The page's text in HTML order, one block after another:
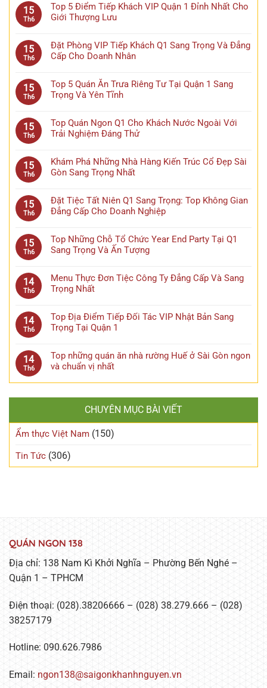
15
Th6
Top 5 Điểm Tiếp Khách VIP Quận 1 Đỉnh Nhất Cho
Giới Thượng Lưu
15
Th6
Đặt Phòng VIP Tiếp Khách Q1 Sang Trọng Và Đẳng
Cấp Cho Doanh Nhân
15
Th6
Top 5 Quán Ăn Trưa Riêng Tư Tại Quận 1 Sang
Trọng Và Yên Tĩnh
15
Th6
Top Quán Ngon Q1 Cho Khách Nước Ngoài Với
Trải Nghiệm Đáng Thử
15
Th6
Khám Phá Những Nhà Hàng Kiến Trúc Cổ Đẹp Sài
Gòn Sang Trọng Nhất
15
Th6
Đặt Tiệc Tất Niên Q1 Sang Trọng: Top Không Gian
Đẳng Cấp Cho Doanh Nghiệp
15
Th6
Top Những Chỗ Tổ Chức Year End Party Tại Q1
Sang Trọng Và Ấn Tượng
14
Th6
Menu Thực Đơn Tiệc Công Ty Đẳng Cấp Và Sang
Trọng Nhất
14
Th6
Top Địa Điểm Tiếp Đối Tác VIP Nhật Bản Sang
Trọng Tại Quận 1
14
Th6
Top những quán ăn nhà rường Huế ở Sài Gòn ngon
và chuẩn vị nhất
CHUYÊN MỤC BÀI VIẾT
Ẩm thực Việt Nam (150)
Tin Tức (306)
QUÁN NGON 138
Địa chỉ: 138 Nam Kì Khởi Nghĩa – Phường Bến Nghé –
Quận 1 – TPHCM
Điện thoại: (028).38206666 – (028) 38.279.666 – (028)
38257179
Hotline: 090.626.7986
Email: ngon138@saigonkhanhnguyen.vn